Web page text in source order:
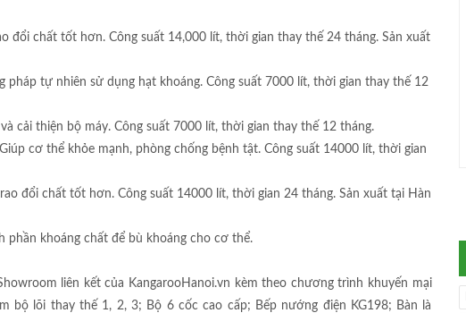
đổi chất tốt hơn. Công suất 14,000 lít, thời gian thay thế 24 tháng. Sản xuất
tự nhiên sử dụng hạt khoáng. Công suất 7000 lít, thời gian thay thế 12
cải thiện bộ máy. Công suất 7000 lít, thời gian thay thế 12 tháng.
cơ thể khỏe mạnh, phòng chống bệnh tật. Công suất 14000 lít, thời gian
đổi chất tốt hơn. Công suất 14000 lít, thời gian 24 tháng. Sản xuất tại Hàn
khoáng chất để bù khoáng cho cơ thể.
liên kết của KangarooHanoi.vn kèm theo chương trình khuyến mại
bộ lõi thay thế 1, 2, 3; Bộ 6 cốc cao cấp; Bếp nướng điện KG198; Bàn là